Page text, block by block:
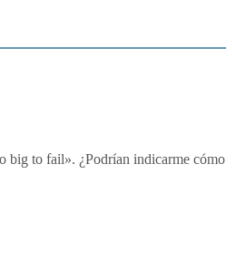
big to fail». ¿Podrían indicarme cómo